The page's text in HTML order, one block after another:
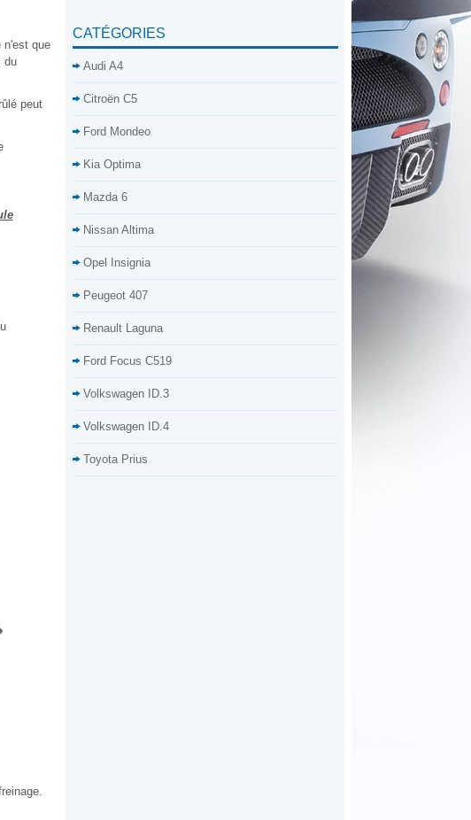
n'est que
du
peut
CATÉGORIES
Audi A4
Citroën C5
Ford Mondeo
Kia Optima
Mazda 6
Nissan Altima
Opel Insignia
Peugeot 407
Renault Laguna
Ford Focus C519
Volkswagen ID.3
Volkswagen ID.4
Toyota Prius